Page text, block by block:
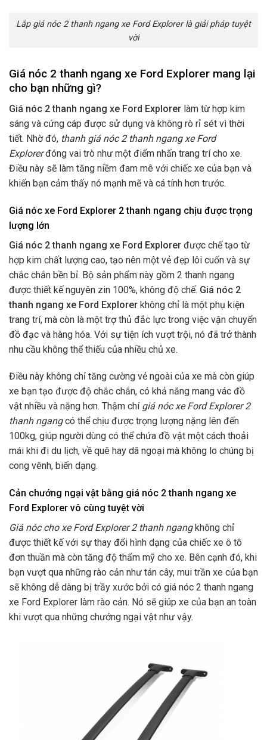
Lắp giá nóc 2 thanh ngang xe Ford Explorer là giải pháp tuyệt
vời
Giá nóc 2 thanh ngang xe Ford Explorer mang lại
cho bạn những gì?
Giá nóc 2 thanh ngang xe Ford Explorer làm từ hợp kim
sáng và cứng cáp được sử dụng và không rò rỉ sét vì thời
tiết. Nhờ đó, thanh giá nóc 2 thanh ngang xe Ford
Explorer đóng vai trò như một điểm nhấn trang trí cho xe.
Điều này sẽ làm tăng niềm đam mê với chiếc xe của bạn và
khiến bạn cảm thấy nó mạnh mẽ và cá tính hơn trước.
Giá nóc xe Ford Explorer 2 thanh ngang chịu được trọng
lượng lớn
Giá nóc 2 thanh ngang xe Ford Explorer được chế tạo từ
hợp kim chất lượng cao, tạo nên một vẻ đẹp lôi cuốn và sự
chắc chắn bền bỉ. Bộ sản phẩm này gồm 2 thanh ngang
được thiết kế nguyên zin 100%, không độ chế. Giá nóc 2
thanh ngang xe Ford Explorer không chỉ là một phụ kiện
trang trí, mà còn là một trợ thủ đắc lực trong việc vận chuyển
đồ đạc và hàng hóa. Với sự tiện ích vượt trội, nó đã trở thành
nhu cầu không thể thiếu của nhiều chủ xe.
Điều này không chỉ tăng cường vẻ ngoài của xe mà còn giúp
xe bạn tạo được độ chắc chắn, có khả năng mang vác đồ
vật nhiều và nặng hơn. Thậm chí giá nóc xe Ford Explorer 2
thanh ngangcó thể chịu được trọng lượng nặng lên đến
100kg, giúp người dùng có thể chứa đồ vật một cách thoải
mái khi đi du lịch, về quê hay dã ngoại mà không lo chúng bị
cong vênh, biến dạng.
Cản chướng ngại vật bằng giá nóc 2 thanh ngang xe
Ford Explorer vô cùng tuyệt vời
Giá nóc cho xe Ford Explorer 2 thanh ngang không chỉ
được thiết kế với sự thay đổi hình dạng của chiếc xe ô tô
đơn thuần mà còn tăng độ thẩm mỹ cho xe. Bên cạnh đó, khi
bạn vượt qua những rào cản như tán cây, mui trần xe của bạn
sẽ không dễ dàng bị trầy xước bởi có giá nóc 2 thanh ngang
xe Ford Explorer làm rào cản. Nó sẽ giúp xe của bạn an toàn
khi vượt qua những chướng ngại vật như vậy.